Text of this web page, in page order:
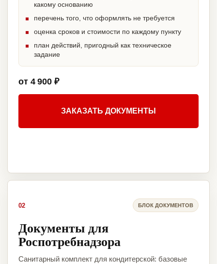
какому основанию
перечень того, что оформлять не требуется
оценка сроков и стоимости по каждому пункту
план действий, пригодный как техническое
задание
от 4 900 ₽
ЗАКАЗАТЬ ДОКУМЕНТЫ
02 БЛОК ДОКУМЕНТОВ
Документы для
Роспотребнадзора
Санитарный комплект для кондитерской: базовые